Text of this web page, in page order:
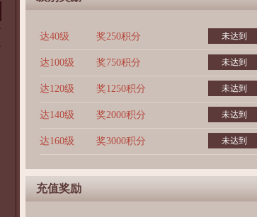
达40级 奖250积分 未达到
达100级 奖750积分 未达到
达120级 奖1250积分 未达到
达140级 奖2000积分 未达到
达160级 奖3000积分 未达到
充值奖励